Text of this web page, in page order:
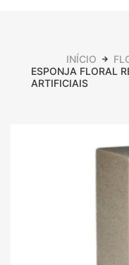
INÍCIO
ESPONJA FLORAL
ARTIFICIAIS